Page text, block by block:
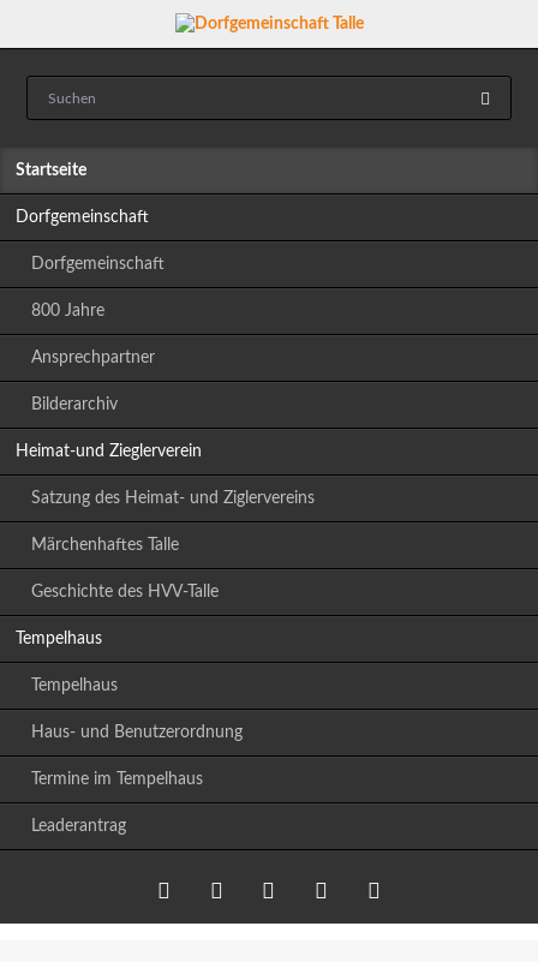
Startseite
Dorfgemeinschaft
Dorfgemeinschaft
800 Jahre
Ansprechpartner
Bilderarchiv
Heimat-und Zieglerverein
Satzung des Heimat- und Ziglervereins
Märchenhaftes Talle
Geschichte des HVV-Talle
Tempelhaus
Tempelhaus
Haus- und Benutzerordnung
Termine im Tempelhaus
Leaderantrag